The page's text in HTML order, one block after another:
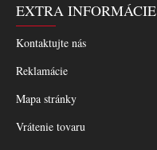
EXTRA INFORMÁCIE
Kontaktujte nás
Reklamácie
Mapa stránky
Vrátenie tovaru